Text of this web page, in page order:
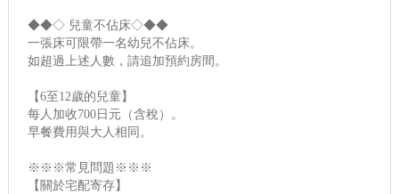
◆◆◇ 兒童不佔床◇◆◆
一張床可限帶一名幼兒不佔床。
如超過上述人數，請追加預約房間。
【6至12歲的兒童】
每人加收700日元（含稅）。
早餐費用與大人相同。
※※※常見問題※※※
【關於宅配寄存】